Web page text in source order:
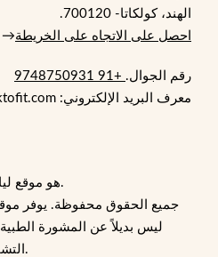
الهند، كولكاتا- 700120.
احصل على الاتجاه على الخريطة→
رقم الجوال. +91 9748750931
معرف البريد الإلكتروني: support@freaktofit.com
© 2026 Freaktofit هو موقع لياقة بدنية.
جميع الحقوق محفوظة. يوفر
.